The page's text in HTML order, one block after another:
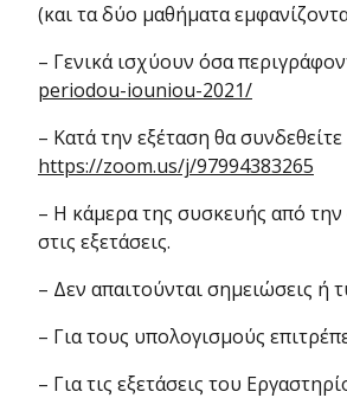
(και τα δύο μαθήματα
– Γενικά ισχύουν όσα
periodou-iouniou-2021/
– Κατά την εξέταση θα
https://zoom.us/j/97994383265
– Η κάμερα της συσκευής από
στις εξετάσεις.
– Δεν απαιτούνται σημειώσεις ή
– Για τους υπολογισμούς
– Για τις εξετάσεις του